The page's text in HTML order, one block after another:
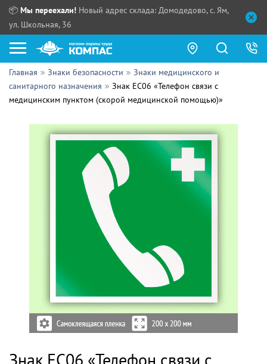
📦 Мы переехали! Новый адрес склада: Домодедово, с. Ям,
ул. Школьная, 36
Как купить?
Прайс-листы
Сотрудничество
Выдача продукции:
Главная Знаки безопасности
Знаки медицинского и
санитарного назначения
Знак EC06 «Телефон связи с
медицинским пунктом (скорой медицинской помощью)»
Знак EC06 «Телефон связи с